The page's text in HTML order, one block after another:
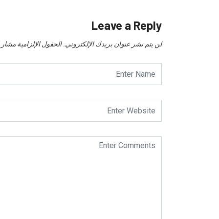
Leave a Reply
لن يتم نشر عنوان بريدك الإلكتروني. الحقول الإلزامية مشار